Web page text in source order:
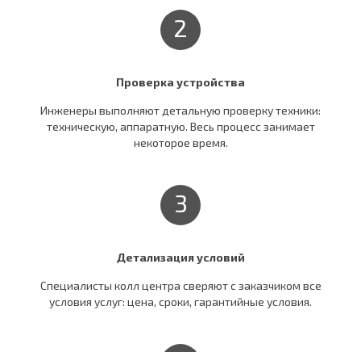
2
Проверка устройства
Инженеры выполняют детальную проверку техники:
техническую, аппаратную. Весь процесс занимает
некоторое время.
3
Детализация условий
Специалисты колл центра сверяют c заказчиком все
условия услуг: цена, сроки, гарантийные условия.